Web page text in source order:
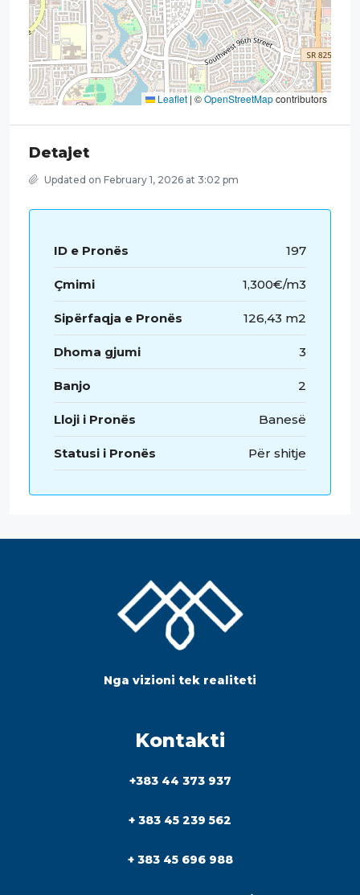
Leaflet | ©OpenStreetMapcontributors
Detajet
Updated on February 1, 2026 at 3:02 pm
ID e Pronës 197
Çmimi 1,300€/m3
Sipërfaqja e Pronës 126,43 m2
Dhoma gjumi 3
Banjo 2
Lloji i Pronës Banesë
Statusi i Pronës Për shitje
Nga vizioni tek realiteti
Kontakti
+383 44 373 937
+ 383 45 239 562
+ 383 45 696 988